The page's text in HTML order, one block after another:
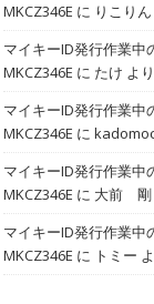
MKCZ346E に りこりん
マイキーID発行作業中
MKCZ346E に たけ より
マイキーID発行作業中
MKCZ346E に
マイキーID発行作業中
MKCZ346E に 大前 剛
マイキーID発行作業中
MKCZ346E に トミー